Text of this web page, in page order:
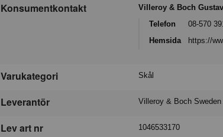
Konsumentkontakt
Villeroy & Boch
Telefon
08-570
Hemsida
https://
Varukategori Skål
Leverantör Villeroy & Boch Sweden
Lev art nr 1046533170